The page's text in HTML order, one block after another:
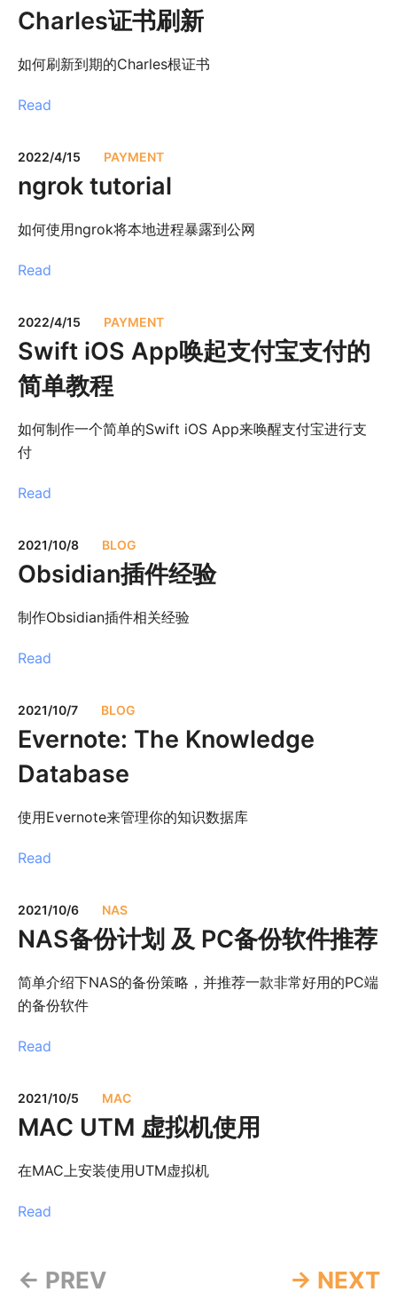
Charles证书刷新
如何刷新到期的Charles根证书
Read
2022/4/15 PAYMENT
ngrok tutorial
如何使用ngrok将本地进程暴露到公网
Read
2022/4/15 PAYMENT
Swift iOS App唤起支付宝支付的
简单教程
如何制作一个简单的Swift iOS App来唤醒支付宝进行支
付
Read
2021/10/8 BLOG
Obsidian插件经验
制作Obsidian插件相关经验
Read
2021/10/7 BLOG
Evernote: The Knowledge
Database
使用Evernote来管理你的知识数据库
Read
2021/10/6 NAS
NAS备份计划 及 PC备份软件推荐
简单介绍下NAS的备份策略，并推荐一款非常好用的PC端
的备份软件
Read
2021/10/5 MAC
MAC UTM 虚拟机使用
在MAC上安装使用UTM虚拟机
Read
← PREV → NEXT